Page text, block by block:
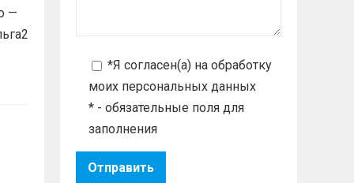
—
*Я согласен(а) на обработку
моих персональных данных
* - обязательные поля для
заполнения